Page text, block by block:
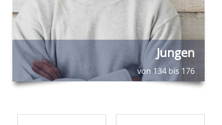
Jungen
von 134 bis 176